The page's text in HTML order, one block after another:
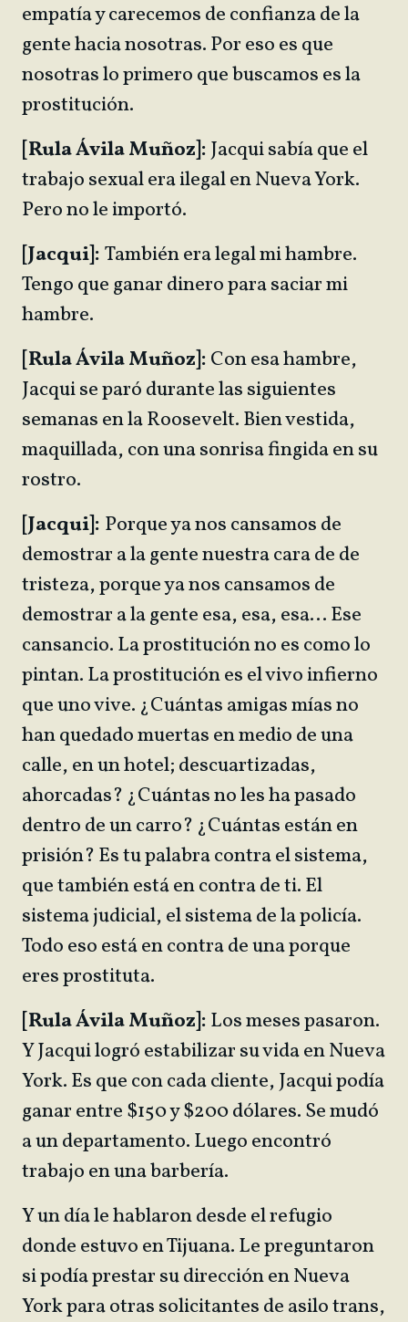
empatía y carecemos de confianza de la
gente hacia nosotras. Por eso es que
nosotras lo primero que buscamos es la
prostitución.
[Rula Ávila Muñoz]:Jacqui sabía que el
trabajo sexual era ilegal en Nueva York.
Pero no le importó.
[Jacqui]:También era legal mi hambre.
Tengo que ganar dinero para saciar mi
hambre.
[Rula Ávila Muñoz]:Con esa hambre,
Jacqui se paró durante las siguientes
semanas en la Roosevelt. Bien vestida,
maquillada, con una sonrisa fingida en su
rostro.
[Jacqui]: Porque ya nos cansamos de
demostrar a la gente nuestra cara de de
tristeza, porque ya nos cansamos de
demostrar a la gente esa, esa, esa… Ese
cansancio. La prostitución no es como lo
pintan. La prostitución es el vivo infierno
que uno vive. ¿Cuántas amigas mías no
han quedado muertas en medio de una
calle, en un hotel; descuartizadas,
ahorcadas? ¿Cuántas no les ha pasado
dentro de un carro? ¿Cuántas están en
prisión? Es tu palabra contra el sistema,
que también está en contra de ti. El
sistema judicial, el sistema de la policía.
Todo eso está en contra de una porque
eres prostituta.
[Rula Ávila Muñoz]:Los meses pasaron.
Y Jacqui logró estabilizar su vida en Nueva
York. Es que con cada cliente, Jacqui podía
ganar entre $150 y $200 dólares. Se mudó
a un departamento. Luego encontró
trabajo en una barbería.
Y un día le hablaron desde el refugio
donde estuvo en Tijuana. Le preguntaron
si podía prestar su dirección en Nueva
York para otras solicitantes de asilo trans,